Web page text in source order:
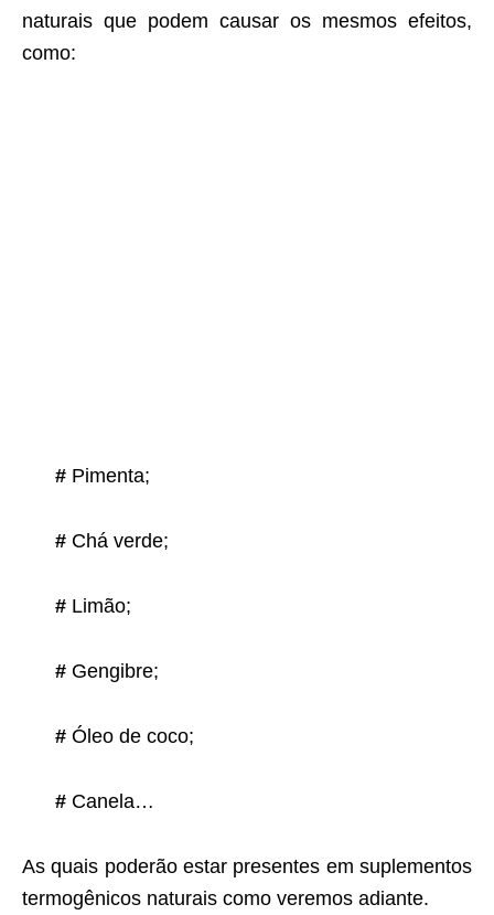
naturais que podem causar os mesmos efeitos,
como:
# Pimenta;
# Chá verde;
# Limão;
# Gengibre;
# Óleo de coco;
# Canela…
As quais poderão estar presentes em suplementos
termogênicos naturais como veremos adiante.